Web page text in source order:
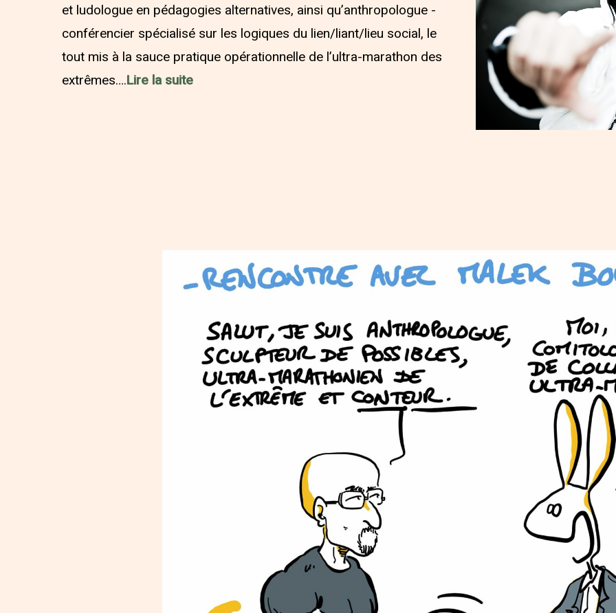
et ludologue en pédagogies alternatives, ainsi qu’anthropologue -
conférencier spécialisé sur les logiques du lien/liant/lieu social, le
tout mis à la sauce pratique opérationnelle de l’ultra-marathon des
extrêmes….Lire la suite